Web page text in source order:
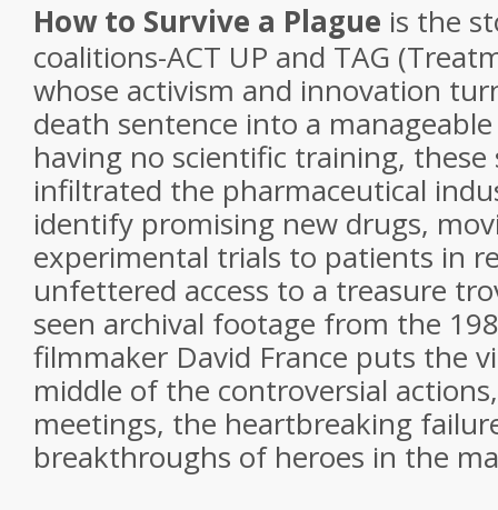
How to Survive a Plague is the
coalitions-ACT UP and TAG
whose activism and innovation
death sentence into a
having no scientific training, these
infiltrated the pharmaceutical
identify promising new drugs,
experimental trials to patients in
unfettered access to a treasure
seen archival footage from the
filmmaker David France puts the
middle of the controversial
meetings, the heartbreaking
breakthroughs of heroes in the